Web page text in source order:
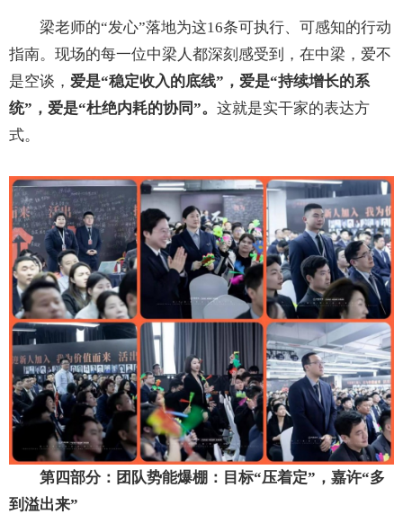
梁老师的“发心”落地为这16条可执行、可感知的行动
指南。现场的每一位中梁人都深刻感受到，在中梁，爱不
是空谈， 爱是“稳定收入的底线”，爱是“持续增长的系
统”，爱是“杜绝内耗的协同”。 这就是实干家的表达方
式。
第四部分：团队势能爆棚：目标“压着定”，嘉许“多
到溢出来”